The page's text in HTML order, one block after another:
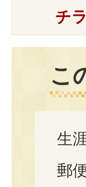
チ
こ
生
郵